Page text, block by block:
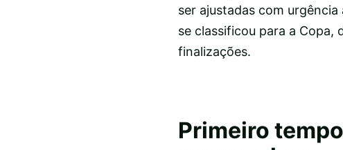
ser ajustadas com
se classificou para a Copa,
finalizações.
Primeiro